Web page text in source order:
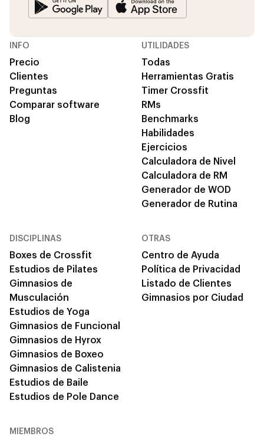
INFO
Precio
Clientes
Preguntas
Comparar software
Blog
UTILIDADES
Todas
Herramientas Gratis
Timer Crossfit
RMs
Benchmarks
Habilidades
Ejercicios
Calculadora de Nivel
Calculadora de RM
Generador de WOD
Generador de Rutina
DISCIPLINAS
Boxes de Crossfit
Estudios de Pilates
Gimnasios de
Musculación
Estudios de Yoga
Gimnasios de Funcional
Gimnasios de Hyrox
Gimnasios de Boxeo
Gimnasios de Calistenia
Estudios de Baile
Estudios de Pole Dance
OTRAS
Centro de Ayuda
Política de Privacidad
Listado de Clientes
Gimnasios por Ciudad
MIEMBROS